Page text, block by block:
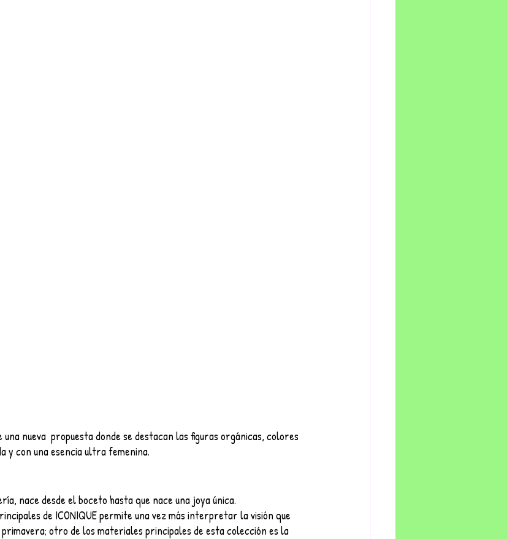
nueva  propuesta donde se destacan las figuras orgánicas, colores
y con una esencia ultra femenina.
nace desde el boceto hasta que nace una joya única.
de ICONIQUE permite una vez más interpretar la visión que
otro de los materiales principales de esta colección es la